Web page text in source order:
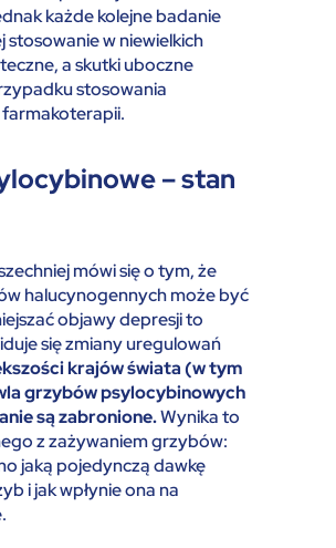
każde kolejne badanie
stosowanie w niewielkich
a skutki uboczne
stosowania
– stan
mówi się o tym, że
halucynogennych może być
objawy depresji to
się zmiany uregulowań
krajów świata (w tym
grzybów psylocybinowych
są zabronione.Wynika to
z zażywaniem grzybów:
jaką pojedynczą dawkę
i jak wpłynie ona na